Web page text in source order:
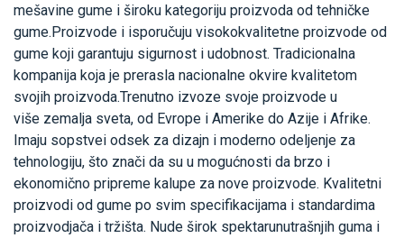
mešavine gume i široku kategoriju proizvoda od tehničke
gume.Proizvode i isporučuju visokokvalitetne proizvode od
gume koji garantuju sigurnost i udobnost. Tradicionalna
kompanija koja je prerasla nacionalne okvire kvalitetom
svojih proizvoda.Trenutno izvoze svoje proizvode u
više zemalja sveta, od Evrope i Amerike do Azije i Afrike.
Imaju sopstvei odsek za dizajn i moderno odeljenje za
tehnologiju, što znači da su u mogućnosti da brzo i
ekonomično pripreme kalupe za nove proizvode. Kvalitetni
proizvodi od gume po svim specifikacijama i standardima
proizvodjača i tržišta. Nude širok spektarunutrašnjih guma i